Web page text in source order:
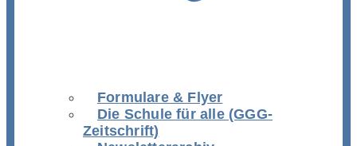
Formulare & Flyer
Die Schule für alle (GGG-
Zeitschrift)